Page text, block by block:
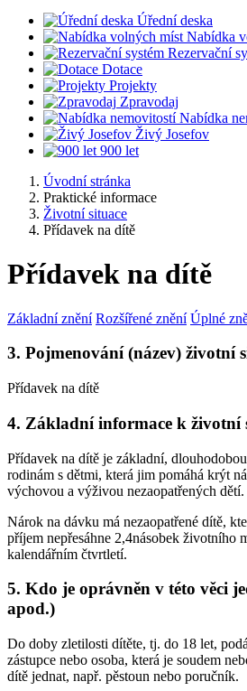
Úřední deska
Nabídka
Rezervační
Dotace
Projekty
Zpravodaj
Nabídka
Živý Josefov
900 let
Úvodní stránka
Praktické informace
Životní situace
Přídavek na dítě
Přídavek na dítě
Základní znění Rozšířené znění Úplné
3. Pojmenování (název) životní
Přídavek na dítě
4. Základní informace k životní
Přídavek na dítě je základní,
rodinám s dětmi, která jim pomáhá krýt
výchovou a výživou nezaopatřených dětí.
Nárok na dávku má nezaopatřené dítě,
příjem nepřesáhne 2,4násobek životního
kalendářním čtvrtletí.
5. Kdo je oprávněn v této věci
apod.)
Do doby zletilosti dítěte, tj. do 18 let,
zástupce nebo osoba, která je soudem
dítě jednat, např. pěstoun nebo poručník.